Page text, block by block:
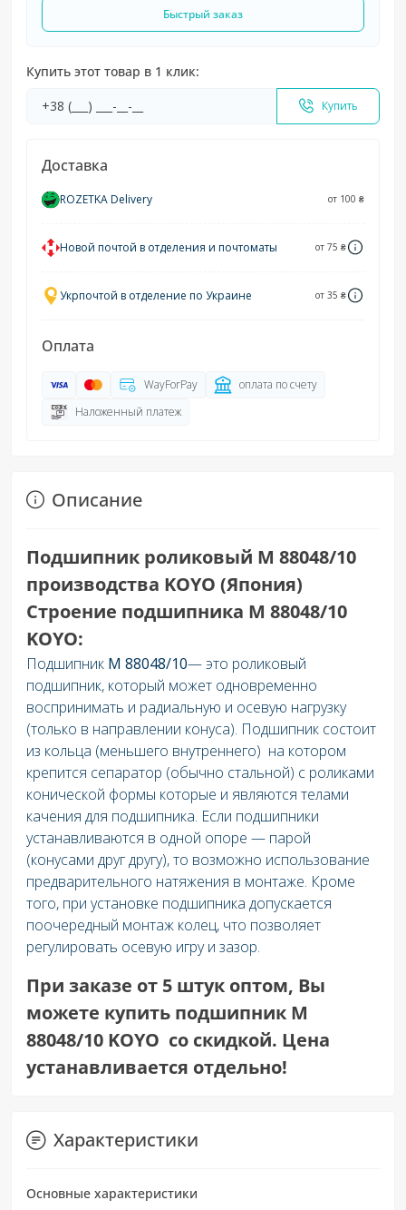
Быстрый заказ
Купить этот товар в 1 клик:
Купить
Доставка
ROZETKA Delivery от 100 ₴
Новой почтой в отделения и почтоматы от 75 ₴
Укрпочтой в отделение по Украине от 35 ₴
Оплата
WayForPay
оплата по счету
Наложенный платеж
Описание
Подшипник роликовый M 88048/10
производства KOYO (Япония)
Строение подшипника M 88048/10
KOYO:
Подшипник M 88048/10— это роликовый
подшипник, который может одновременно
воспринимать и радиальную и осевую нагрузку
(только в направлении конуса). Подшипник состоит
из кольца (меньшего внутреннего) на котором
крепится сепаратор (обычно стальной) с роликами
конической формы которые и являются телами
качения для подшипника. Если подшипники
устанавливаются в одной опоре — парой
(конусами друг другу), то возможно использование
предварительного натяжения в монтаже. Кроме
того, при установке подшипника допускается
поочередный монтаж колец, что позволяет
регулировать осевую игру и зазор.
При заказе от 5 штук оптом, Вы
можете купить подшипник M
88048/10 KOYO со скидкой. Цена
устанавливается отдельно!
Характеристики
Основные характеристики